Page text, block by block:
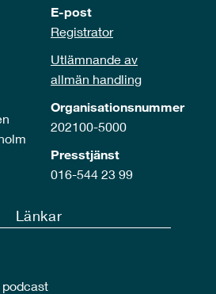
E-post
Registrator
Utlämnande av
allmän handling
Organisationsnummer
202100-5000
Presstjänst
016-544 23 99
Länkar